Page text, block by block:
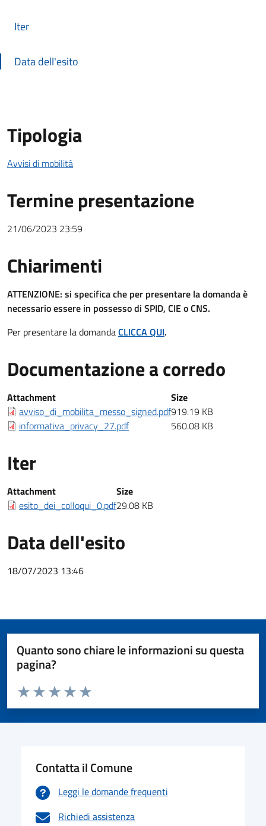
Iter
Data dell'esito
Tipologia
Avvisi di mobilità
Termine presentazione
21/06/2023 23:59
Chiarimenti
Chiarimenti
ATTENZIONE: si specifica che per presentare la domanda è
necessario essere in possesso di SPID, CIE o CNS.
Per presentare la domandaCLICCA QUI.
Documentazione a corredo
Documentazione a corredo
Attachment
Size
avviso_di_mobilita_messo_signed.pdf919.19 KB
informativa_privacy_27.pdf
560.08 KB
Iter
Iter
Attachment
Size
esito_dei_colloqui_0.pdf29.08 KB
Data dell'esito
18/07/2023 13:46
Quanto sono chiare le informazioni su questa
pagina?
Valuta da 1 a 5 stelle la pagina
Valuta 5 stelle su 5
Valuta 4 stelle su 5
Valuta 3 stelle su 5
Valuta 2 stelle su 5
Valuta 1 stelle su 5
Contatta il Comune
Leggi le domande frequenti
Richiedi assistenza